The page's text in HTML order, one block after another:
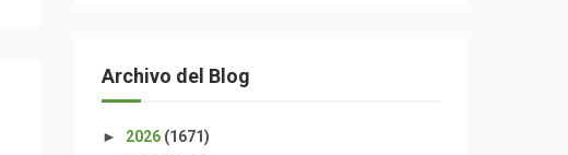
Archivo del Blog
► 2026 (1671)